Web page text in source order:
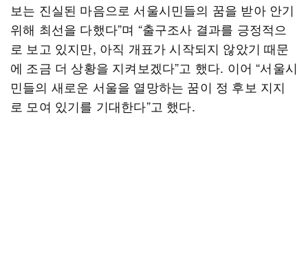
보는 진실된 마음으로 서울시민들의 꿈을 받아 안기
위해 최선을 다했다”며 “출구조사 결과를 긍정적으
로 보고 있지만, 아직 개표가 시작되지 않았기 때문
에 조금 더 상황을 지켜보겠다”고 했다. 이어 “서울시
민들의 새로운 서울을 열망하는 꿈이 정 후보 지지
로 모여 있기를 기대한다”고 했다.